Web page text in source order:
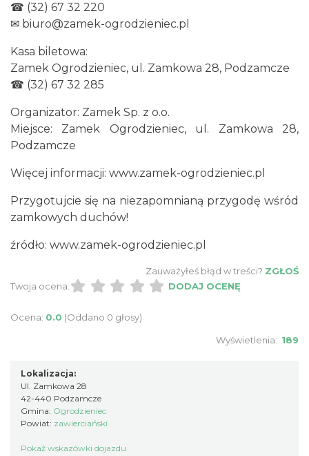
Ogrodzieniec
Podzamcze
0.05 km
Pokazy walk rycerskich przy Zamku
Podzamcze
DISCO-OGRO FESTIWAL przy Zamku
Ogrodzieniec
Podzamcze
☎ (32) 67 32 220
✉ biuro@zamek-ogrodzieniec.pl
Kasa biletowa:
Zamek Ogrodzieniec, ul. Zamkowa 28, Podzamcze
☎ (32) 67 32 285
Organizator: Zamek Sp. z o.o.
Miejsce: Zamek Ogrodzieniec, ul. Zamkowa 28,
Podzamcze
Więcej informacji: www.zamek-ogrodzieniec.pl
Przygotujcie się na niezapomnianą przygodę wśród
zamkowych duchów!
źródło: www.zamek-ogrodzieniec.pl
Zauważyłeś błąd w treści? ZGŁOŚ
Twoja ocena:
DODAJ OCENĘ
Ocena: 0.0 (Oddano 0 głosy)
Wyświetlenia: 189
Lokalizacja:
Ul. Zamkowa 28
42-440 Podzamcze
Gmina: Ogrodzieniec
Powiat: zawierciański
Pokaż wskazówki dojazdu